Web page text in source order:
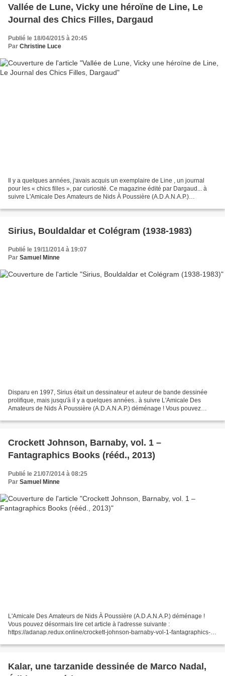
Vallée de Lune, Vicky une héroïne de Line, Le
Journal des Chics Filles, Dargaud
Publié le 18/04/2015 à 20:45
Par Christine Luce
Il y a quelques années, j'avais acquis un exemplaire de Line , un journal
pour les « chics filles », par curiosité. Ce magazine édité par Dargaud... à
suivre L'Amicale Des Amateurs de Nids À Poussière (A.D.A.N.A.P.)
Sirius, Bouldaldar et Colégram (1938-1983)
Publié le 19/11/2014 à 19:07
Par Samuel Minne
Disparu en 1997, Sirius était un dessinateur et auteur de bande dessinée
prolifique, mais jusqu'à il y a quelques années.. à suivre L'Amicale Des
Amateurs de Nids À Poussière (A.D.A.N.A.P.) déménage ! Vous pouvez
Crockett Johnson, Barnaby, vol. 1 –
Fantagraphics Books (rééd., 2013)
Publié le 21/07/2014 à 08:25
Par Samuel Minne
L'Amicale Des Amateurs de Nids À Poussière (A.D.A.N.A.P.) déménage !
Vous pouvez désormais lire cet article à l'adresse suivante :
https://adanap.redux.online/crockett-johnson-barnaby-vol-1-fantagraphics-
Kalar, une tarzanide dessinée de Marco Nadal,